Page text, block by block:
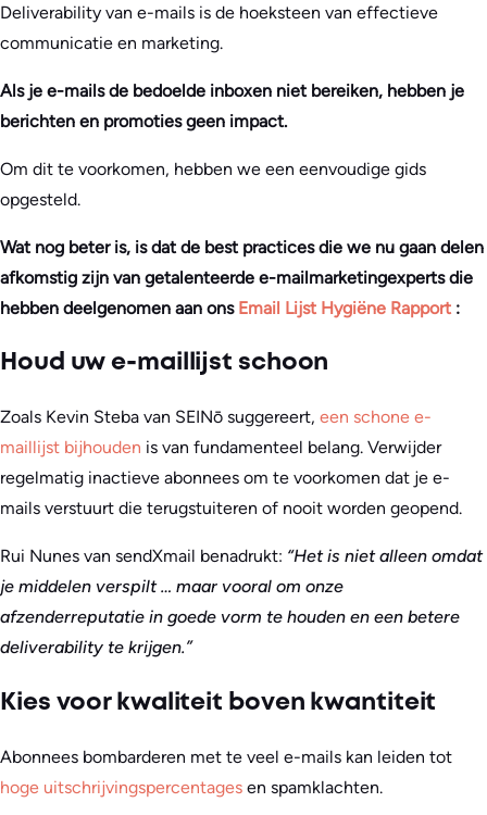
Deliverability van e-mails is de hoeksteen van effectieve
communicatie en marketing.
Als je e-mails de bedoelde inboxen niet bereiken, hebben je
berichten en promoties geen impact.
Om dit te voorkomen, hebben we een eenvoudige gids
opgesteld.
Wat nog beter is, is dat de best practices die we nu gaan delen
afkomstig zijn van getalenteerde e-mailmarketingexperts die
hebben deelgenomen aan ons Email Lijst Hygiëne Rapport :
Houd uw e-maillijst schoon
Zoals Kevin Steba van SEINō suggereert, een schone e-
maillijst bijhouden is van fundamenteel belang. Verwijder
regelmatig inactieve abonnees om te voorkomen dat je e-
mails verstuurt die terugstuiteren of nooit worden geopend.
Rui Nunes van sendXmail benadrukt: “Het is niet alleen omdat
je middelen verspilt … maar vooral om onze
afzenderreputatie in goede vorm te houden en een betere
deliverability te krijgen.”
Kies voor kwaliteit boven kwantiteit
Abonnees bombarderen met te veel e-mails kan leiden tot
hoge uitschrijvingspercentages en spamklachten.